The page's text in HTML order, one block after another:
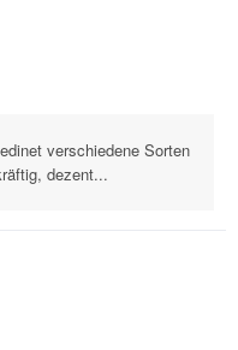
verschiedene Sorten
dezent...